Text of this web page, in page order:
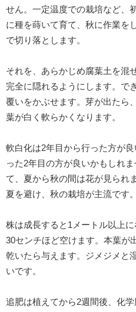
せん。一定温度での栽培など、
に種を蒔いて育て、秋に作業を
で切り落とします。
それを、あらかじめ腐葉土を混
完全に隠れるようにします。で
覆いをかぶせます。芽が出たら
葉が白く軟らかくなります。
軟白化は2年目から行った方が
った2年目の方が良いかもしれ
て、夏から秋の間は花が見られ
夏を避け、秋の栽培が主流です。
株は成長すると1メートル以上
30センチほど空けます。本葉が
乾いたら与えます。ジメジメと
いです。
追肥は植えてから2週間後、化